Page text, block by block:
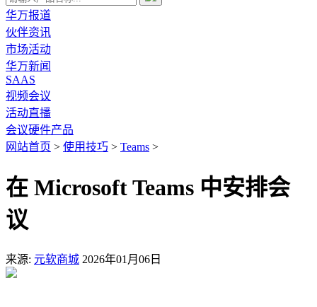
华万报道
伙伴资讯
市场活动
华万新闻
SAAS
视频会议
活动直播
会议硬件产品
网站首页 > 使用技巧 > Teams >
在 Microsoft Teams 中安排会
议
来源: 元软商城 2026年01月06日